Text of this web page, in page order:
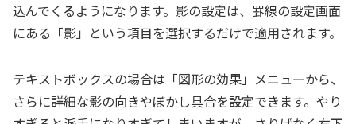
込んでくるようになります。影の設定は、罫線の設定画面
にある「影」という項目を選択するだけで適用されます。
テキストボックスの場合は「図形の効果」メニューから、
さらに詳細な影の向きやぼかし具合を設定できます。やり